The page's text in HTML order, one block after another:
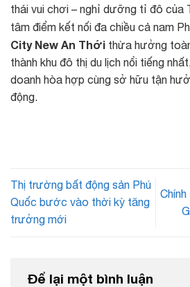
thái vui chơi – nghỉ dưỡng tỉ đô của
tâm điểm kết nối đa chiều cả nam
City New An Thới thừa hưởng
thành khu đô thị du lịch nổi tiếng
doanh hòa hợp cùng sở hữu tận
động.
Thị trường bất động sản Phú
Quốc bước vào thời kỳ tăng
trưởng mới
Để lại một bình luận